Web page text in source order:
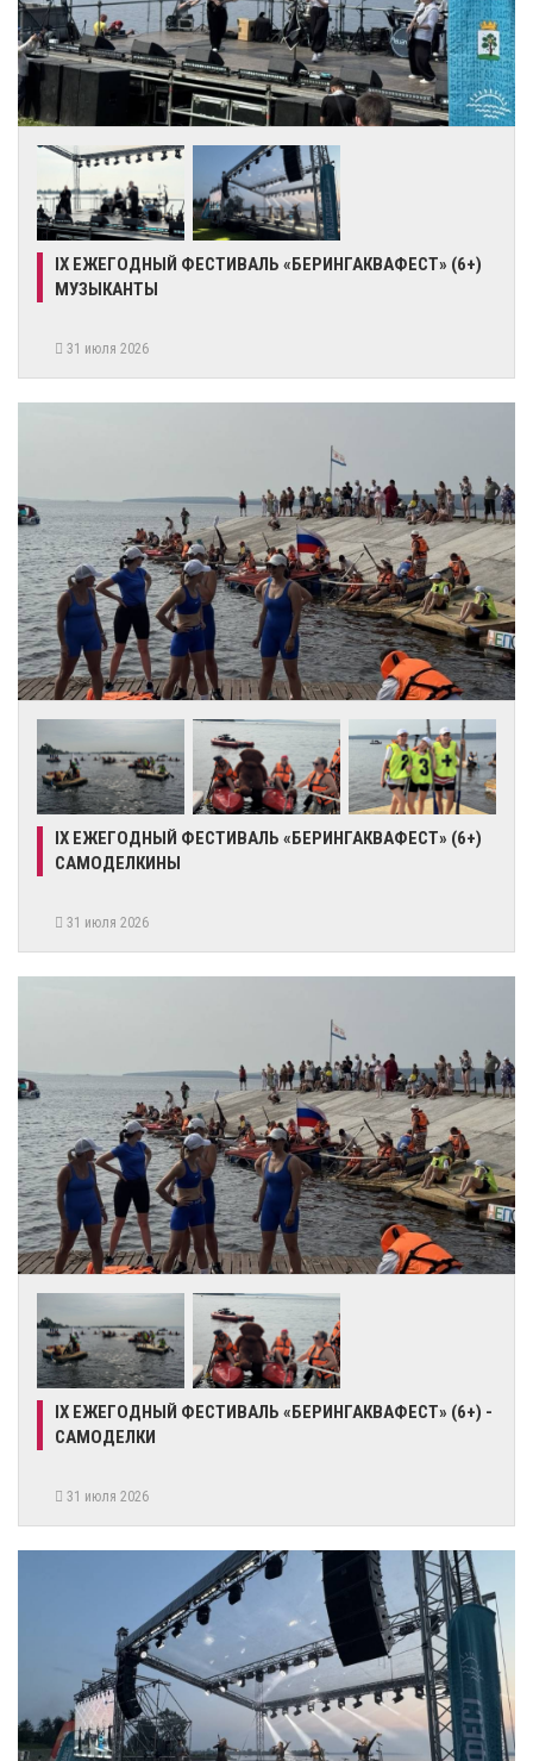
IX ЕЖЕГОДНЫЙ ФЕСТИВАЛЬ «БЕРИНГАКВАФЕСТ» (6+)
МУЗЫКАНТЫ
31 июля 2026
IX ЕЖЕГОДНЫЙ ФЕСТИВАЛЬ «БЕРИНГАКВАФЕСТ» (6+)
САМОДЕЛКИНЫ
31 июля 2026
IX ЕЖЕГОДНЫЙ ФЕСТИВАЛЬ «БЕРИНГАКВАФЕСТ» (6+) -
САМОДЕЛКИ
31 июля 2026